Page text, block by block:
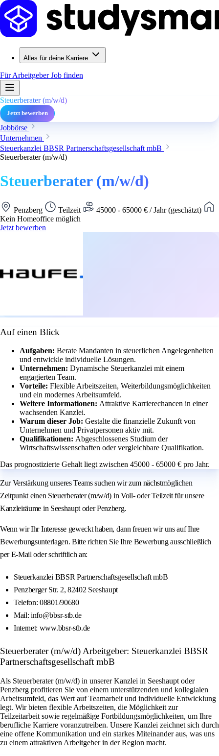
Alles für deine Karriere
Für ArbeitgeberJob finden
Steuerberater (m/w/d)
Jetzt bewerben
Jobbörse
Unternehmen
Steuerkanzlei BBSR Partnerschaftsgesellschaft mbB
Steuerberater (m/w/d)
Steuerberater (m/w/d)
Penzberg Teilzeit
45000 - 65000 € / Jahr (geschätzt)
Kein Homeoffice möglich
Jetzt bewerben
Auf einen Blick
Aufgaben: Berate Mandanten in steuerlichen Angelegenheiten
und entwickle individuelle Lösungen.
Unternehmen: Dynamische Steuerkanzlei mit einem
engagierten Team.
Vorteile: Flexible Arbeitszeiten, Weiterbildungsmöglichkeiten
und ein modernes Arbeitsumfeld.
Weitere Informationen: Attraktive Karrierechancen in einer
wachsenden Kanzlei.
Warum dieser Job: Gestalte die finanzielle Zukunft von
Unternehmen und Privatpersonen aktiv mit.
Qualifikationen: Abgeschlossenes Studium der
Wirtschaftswissenschaften oder vergleichbare Qualifikation.
Das prognostizierte Gehalt liegt zwischen 45000 - 65000 € pro Jahr.
Zur Verstärkung unseres Teams suchen wir zum nächstmöglichen
Zeitpunkt einen Steuerberater (m/w/d) in Voll- oder Teilzeit für unsere
Kanzleiräume in Seeshaupt oder Penzberg.
Wenn wir Ihr Interesse geweckt haben, dann freuen wir uns auf Ihre
Bewerbungsunterlagen. Bitte richten Sie Ihre Bewerbung ausschließlich
per E-Mail oder schriftlich an:
Steuerkanzlei BBSR Partnerschaftsgesellschaft mbB
Penzberger Str. 2, 82402 Seeshaupt
Telefon: 08801/90680
Mail: info@bbsr-stb.de
Internet: www.bbsr-stb.de
Steuerberater (m/w/d) Arbeitgeber: Steuerkanzlei BBSR
Partnerschaftsgesellschaft mbB
Als Steuerberater (m/w/d) in unserer Kanzlei in Seeshaupt oder
Penzberg profitieren Sie von einem unterstützenden und kollegialen
Arbeitsumfeld, das Wert auf Teamarbeit und individuelle Entwicklung
legt. Wir bieten flexible Arbeitszeiten, die Möglichkeit zur
Teilzeitarbeit sowie regelmäßige Fortbildungsmöglichkeiten, um Ihre
berufliche Karriere voranzutreiben. Unsere Kanzlei zeichnet sich durch
eine offene Kommunikation und ein starkes Miteinander aus, was uns
zu einem attraktiven Arbeitgeber in der Region macht.